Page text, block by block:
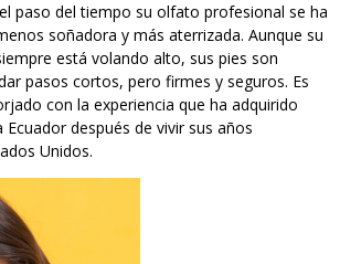
paso del tiempo su olfato profesional se ha
soñadora y más aterrizada. Aunque su
está volando alto, sus pies son
pasos cortos, pero firmes y seguros. Es
con la experiencia que ha adquirido
después de vivir sus años
Unidos.